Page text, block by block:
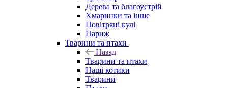
Дерева та благоустрій
Хмаринки та інше
Повітряні кулі
Париж
Тварини та птахи
Назад
Тварини та птахи
Наші котики
Тварини